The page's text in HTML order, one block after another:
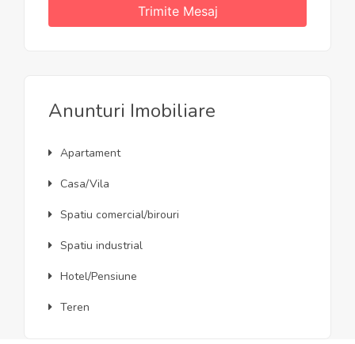
Trimite Mesaj
Anunturi Imobiliare
Apartament
Casa/Vila
Spatiu comercial/birouri
Spatiu industrial
Hotel/Pensiune
Teren